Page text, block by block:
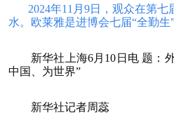
2024年11月9日，观众在第七
水。欧莱雅是进博会七届“全勤生
新华社上海6月10日电 题：
中国、为世界”
新华社记者周蕊